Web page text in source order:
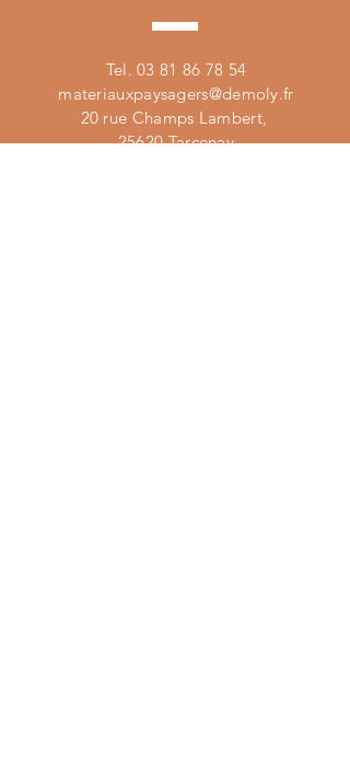
Tel.03 81 86 78 54
materiauxpaysagers@demoly.fr
20 rue Champs Lambert,
25620 Tarcenay